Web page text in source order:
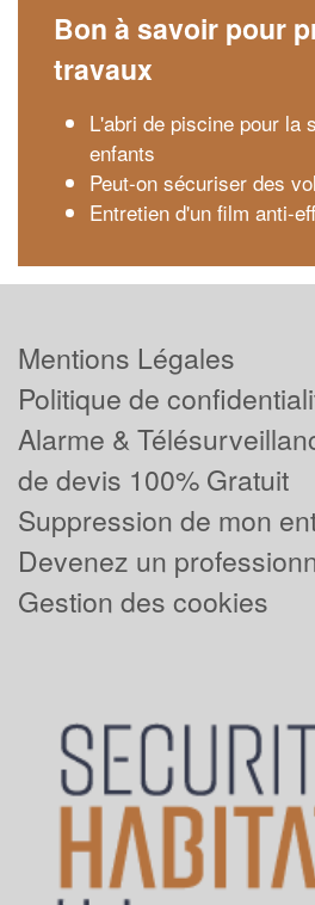
Bon à savoir pour
travaux
L'abri de piscine pour la
enfants
Peut-on sécuriser des
Entretien d'un film anti-
Mentions Légales
Politique de
Alarme &
de devis 100% Gratuit
Suppression de mon
Devenez un
Gestion des cookies